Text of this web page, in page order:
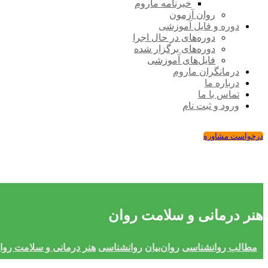
خبرنامه ماروم
روان آزمون
دوره و فایل آموزشی
دوره‌های در حال اجرا
دوره‌های برگزار شده
فایل‌های آموزشی
درمانگران ماروم
درباره ما
تماس با ما
ورود و ثبت نام
درخواست مشاوره
هنر درمانی و سلامت روان
مطالب روانشناسی روان‌بیان روانشناسی هنر درمانی و سلامت